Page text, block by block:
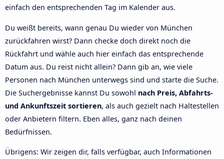
einfach den entsprechenden Tag im Kalender aus.
Du weißt bereits, wann genau Du wieder von München
zurückfahren wirst? Dann checke doch direkt noch die
Rückfahrt und wähle auch hier einfach das entsprechende
Datum aus. Du reist nicht allein? Dann gib an, wie viele
Personen nach München unterwegs sind und starte die Suche.
Die Suchergebnisse kannst Du sowohl nach Preis, Abfahrts-
und Ankunftszeit sortieren, als auch gezielt nach Haltestellen
oder Anbietern filtern. Eben alles, ganz nach deinen
Bedürfnissen.
Übrigens: Wir zeigen dir, falls verfügbar, auch Informationen